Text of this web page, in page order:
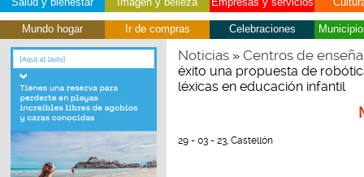
Mundo hogar Ir de compras Celebraciones
Noticias» Centros de
éxito una propuesta de
léxicas en educación infantil
29 - 03 - 23, Castellón